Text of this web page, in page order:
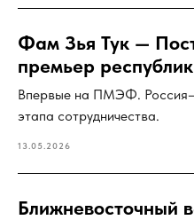
Фам Зья Тук —
премьер
Впервые на ПМЭФ.
этапа сотрудничества.
13.05.2026
Ближневосточный